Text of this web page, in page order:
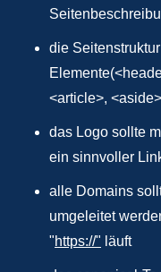
die
<article>,
das Logo sollte
ein sinnvoller
alle Domains
umgeleitet
"https://" läuft